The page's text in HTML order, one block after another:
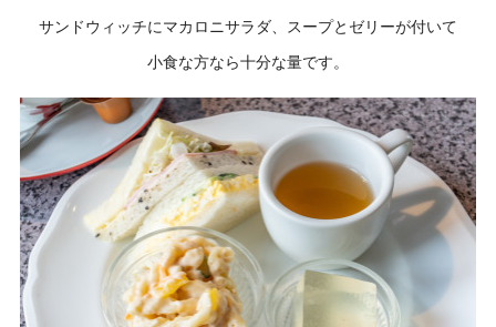
サンドウィッチにマカロニサラダ、スープとゼリーが付いて
小食な方なら十分な量です。